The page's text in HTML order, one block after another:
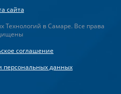
сайта
в Самаре. Все права
соглашение
персональных данных